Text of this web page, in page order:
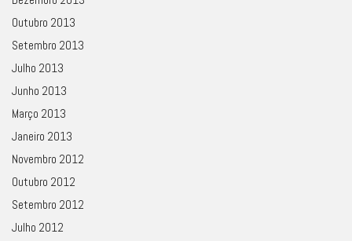
Outubro 2013
Setembro 2013
Julho 2013
Junho 2013
Março 2013
Janeiro 2013
Novembro 2012
Outubro 2012
Setembro 2012
Julho 2012